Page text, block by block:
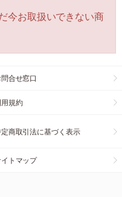
今お取扱いできない商
問合せ窓口
規約
商取引法に基づく表示
トマップ